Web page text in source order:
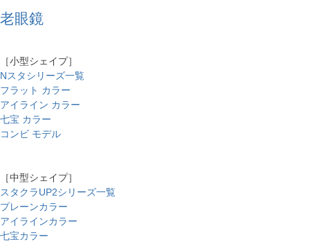
老眼鏡
［小型シェイプ］
Nスタシリーズ一覧
フラット カラー
アイライン カラー
七宝 カラー
コンビ モデル
［中型シェイプ］
スタクラUP2シリーズ一覧
プレーンカラー
アイラインカラー
七宝カラー